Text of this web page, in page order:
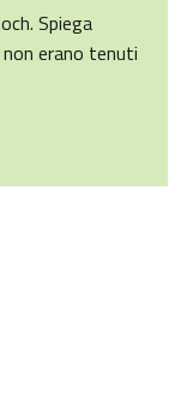
Spiega
erano tenuti